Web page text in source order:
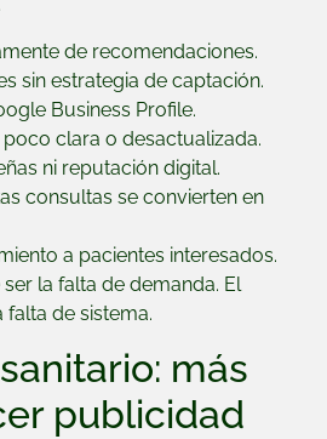
de recomendaciones.
sin estrategia de captación.
Business Profile.
clara o desactualizada.
ni reputación digital.
consultas se convierten en
a pacientes interesados.
la falta de demanda. El
de sistema.
más
publicidad